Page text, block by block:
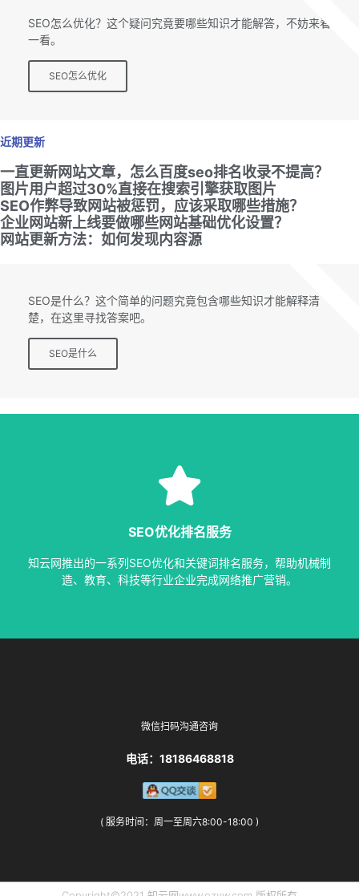
SEO怎么优化？这个疑问究竟要哪些知识才能解答，不妨来看
一看。
SEO怎么优化
SEO专题
近期更新
一直更新网站文章，怎么百度seo排名收录不提高？
图片用户超过30%直接在搜索引擎获取图片
SEO作弊导致网站被惩罚，应该采取哪些措施？
企业网站新上线要做哪些网站基础优化设置？
网站更新方法：如何发现内容源
SEO是什么？这个简单的问题究竟包含哪些知识才能解释清
楚，在这里寻找答案吧。
SEO是什么
SEO专题
SEO优化排名服务
知云网推出的一系列SEO优化和关键词排名服务，帮助机械制
造、教育、科技等行业企业完成网络推广营销。
SEO服务中心
等多种服务，从容应对各种优化需求。
SEO服务
微信扫码沟通咨询
电话：18186468818
( 服务时间：周一至周六8:00-18:00 )